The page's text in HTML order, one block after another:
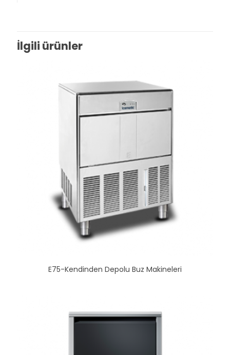
İlgili ürünler
E75-Kendinden Depolu Buz Makineleri